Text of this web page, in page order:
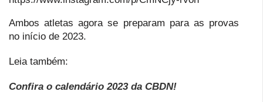
Ambos atletas agora se preparam para as provas
no início de 2023.
Leia também:
Confira o calendário 2023 da CBDN!